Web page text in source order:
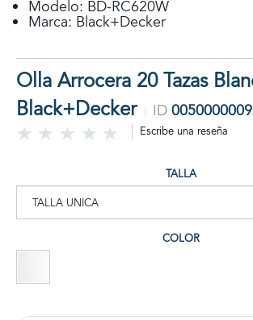
Modelo: BD-RC620W
Marca: Black+Decker
Olla Arrocera 20 Tazas
Black+Decker
ID
Escribe una reseña
TALLA
COLOR